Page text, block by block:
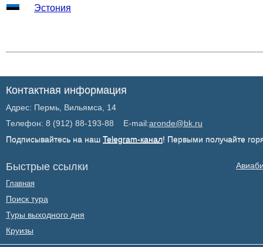
Эстония
Контактная информация
Адрес: Пермь, Вильямса, 14
Телефон: 8 (912) 88-193-88 E-mail:aronde@bk.ru
Подписывайтесь на наш Telegram-канал! Первыми получайте
Быстрые ссылки
Главная
Поиск тура
Туры выходного дня
Круизы